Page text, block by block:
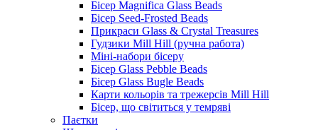
Бісер Magnifica Glass Beads
Бісер Seed-Frosted Beads
Прикраси Glass & Crystal Treasures
Гудзики Mill Hill (ручна работа)
Міні-набори бісеру
Бісер Glass Pebble Beads
Бісер Glass Bugle Beads
Карти кольорів та трежерсів Mill Hill
Бісер, що світиться у темряві
Паєтки